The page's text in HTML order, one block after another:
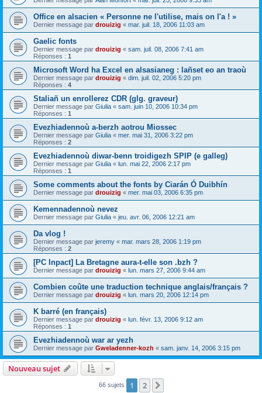
Office en alsacien « Personne ne l'utilise, mais on l'a ! »
Dernier message par drouizig « mar. juil. 18, 2006 11:03 am
Gaelic fonts
Dernier message par drouizig « sam. juil. 08, 2006 7:41 am
Réponses : 1
Microsoft Word ha Excel en alsasianeg : lañset eo an traoù
Dernier message par drouizig « dim. juil. 02, 2006 5:20 pm
Réponses : 4
Staliañ un enrollerez CDR (glg. graveur)
Dernier message par Giulia « sam. juin 10, 2006 10:34 pm
Réponses : 1
Evezhiadennoù a-berzh aotrou Miossec
Dernier message par Giulia « mer. mai 31, 2006 3:22 pm
Réponses : 2
Evezhiadennoù diwar-benn troidigezh SPIP (e galleg)
Dernier message par Giulia « lun. mai 22, 2006 2:17 pm
Réponses : 1
Some comments about the fonts by Ciarán Ó Duibhín
Dernier message par drouizig « mer. mai 03, 2006 6:35 pm
Kemennadennoù nevez
Dernier message par Giulia « jeu. avr. 06, 2006 12:21 am
Da vlog !
Dernier message par jeremy « mar. mars 28, 2006 1:19 pm
Réponses : 2
[PC Inpact] La Bretagne aura-t-elle son .bzh ?
Dernier message par drouizig « lun. mars 27, 2006 9:44 am
Combien coûte une traduction technique anglais/français ?
Dernier message par drouizig « lun. mars 20, 2006 12:14 pm
K barré (en français)
Dernier message par drouizig « lun. févr. 13, 2006 9:12 am
Réponses : 1
Evezhiadennoù war ar yezh
Dernier message par Gweladenner-kozh « sam. janv. 14, 2006 3:15 pm
Nouveau sujet
66 sujets 1 2